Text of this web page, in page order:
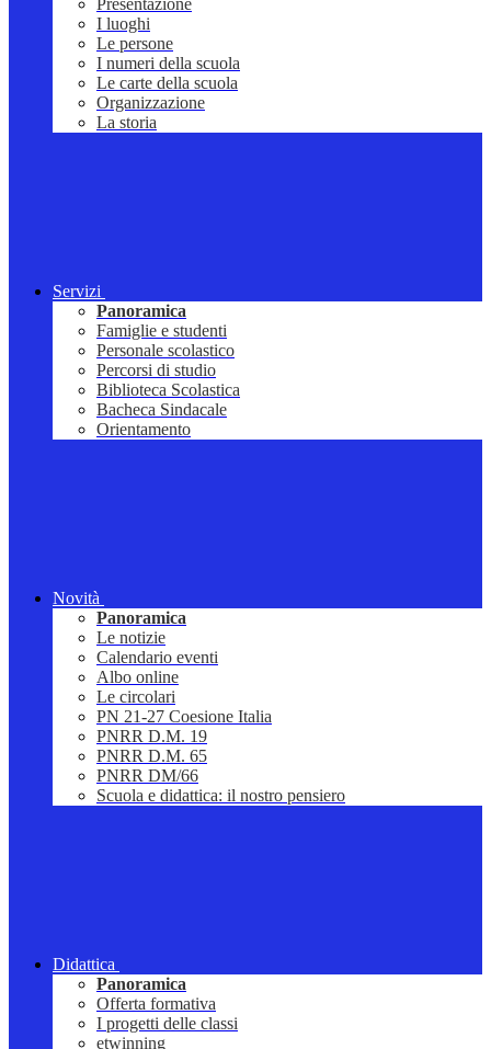
Presentazione
I luoghi
Le persone
I numeri della scuola
Le carte della scuola
Organizzazione
La storia
Servizi
Panoramica
Famiglie e studenti
Personale scolastico
Percorsi di studio
Biblioteca Scolastica
Bacheca Sindacale
Orientamento
Novità
Panoramica
Le notizie
Calendario eventi
Albo online
Le circolari
PN 21-27 Coesione Italia
PNRR D.M. 19
PNRR D.M. 65
PNRR DM/66
Scuola e didattica: il nostro pensiero
Didattica
Panoramica
Offerta formativa
I progetti delle classi
etwinning